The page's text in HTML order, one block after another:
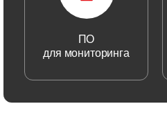
ПО
для мониторинга